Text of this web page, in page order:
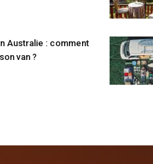
Australie : comment
van ?